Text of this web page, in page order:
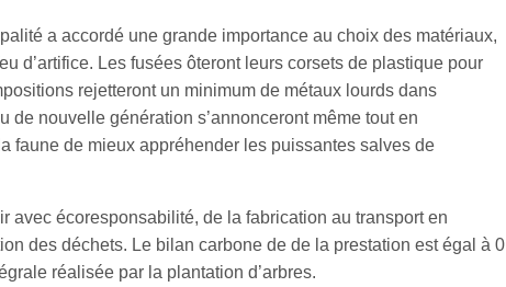
a accordé une grande importance au choix des matériaux,
d’artifice. Les fusées ôteront leurs corsets de plastique pour
rejetteront un minimum de métaux lourds dans
de nouvelle génération s’annonceront même tout en
faune de mieux appréhender les puissantes salves de
avec écoresponsabilité, de la fabrication au transport en
des déchets. Le bilan carbone de de la prestation est égal à 0
réalisée par la plantation d’arbres.